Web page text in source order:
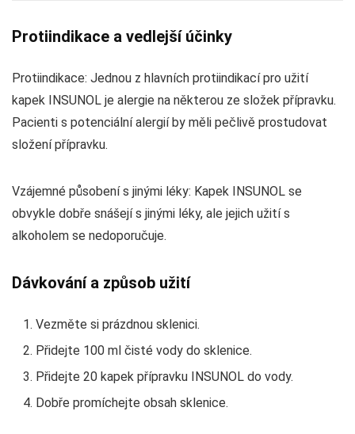
Protiindikace a vedlejší účinky
Protiindikace: Jednou z hlavních protiindikací pro užití
kapek INSUNOL je alergie na některou ze složek přípravku.
Pacienti s potenciální alergií by měli pečlivě prostudovat
složení přípravku.
Vzájemné působení s jinými léky: Kapek INSUNOL se
obvykle dobře snášejí s jinými léky, ale jejich užití s
alkoholem se nedoporučuje.
Dávkování a způsob užití
Vezměte si prázdnou sklenici.
Přidejte 100 ml čisté vody do sklenice.
Přidejte 20 kapek přípravku INSUNOL do vody.
Dobře promíchejte obsah sklenice.